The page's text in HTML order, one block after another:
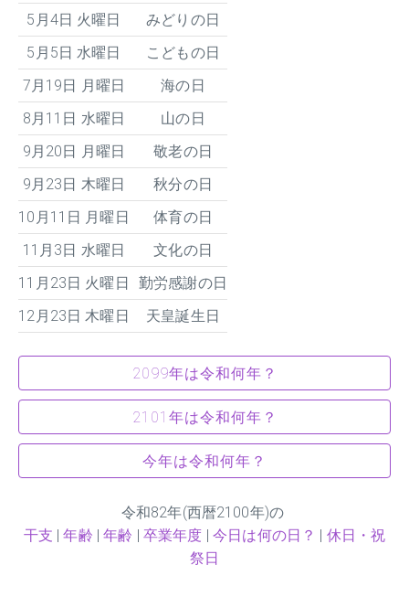
5月4日 火曜日
みどりの日
5月5日 水曜日
こどもの日
7月19日 月曜日
海の日
8月11日 水曜日
山の日
9月20日 月曜日
敬老の日
9月23日 木曜日
秋分の日
10月11日 月曜日
体育の日
11月3日 水曜日
文化の日
11月23日 火曜日
勤労感謝の日
12月23日 木曜日
天皇誕生日
2099年は令和何年？
2101年は令和何年？
今年は令和何年？
令和82年(西暦2100年)の
干支 |年齢 |年齢 |卒業年度 |今日は何の日？ | 休日・祝
祭日